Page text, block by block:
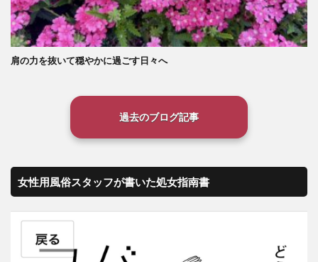
肩の力を抜いて穏やかに過ごす日々へ
過去のブログ記事
女性用風俗スタッフが書いた処女指南書